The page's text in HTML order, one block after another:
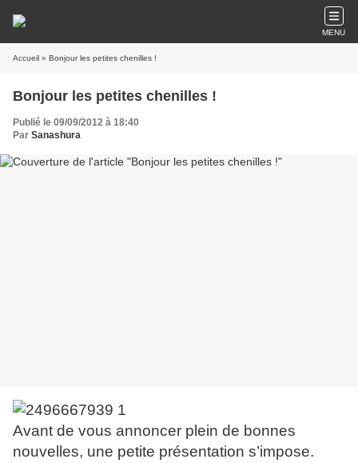
MENU
Accueil » Bonjour les petites chenilles !
Bonjour les petites chenilles !
Publié le 09/09/2012 à 18:40
Par Sanashura
Avant de vous annoncer plein de bonnes
nouvelles, une petite présentation s’impose.